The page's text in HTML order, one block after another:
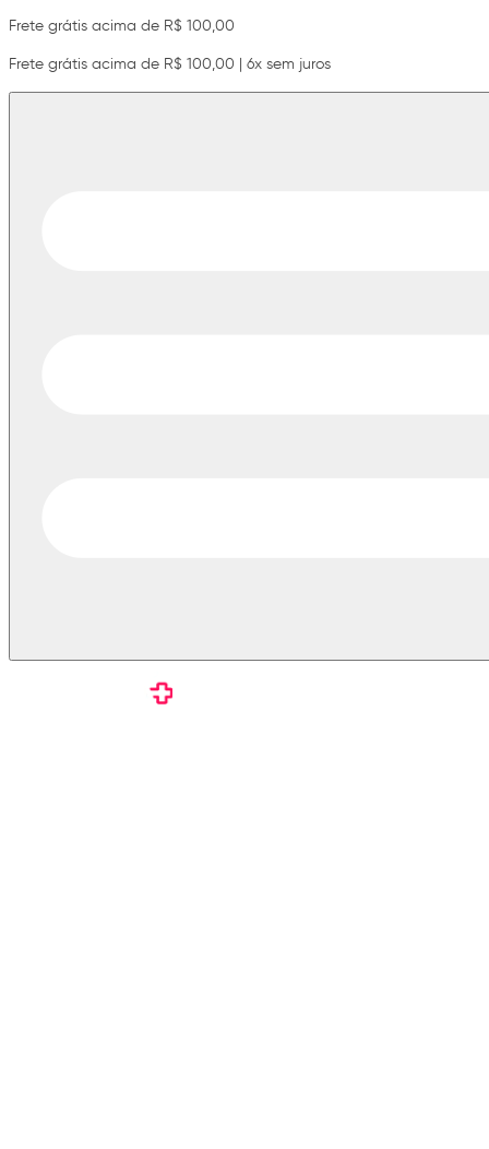
Frete grátis acima de R$ 100,00
Frete grátis acima de R$ 100,00 | 6x sem juros